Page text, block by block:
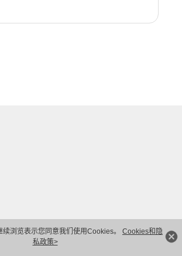
浏览表示您同意我们使用Cookies。 Cookies和隐
私政策>